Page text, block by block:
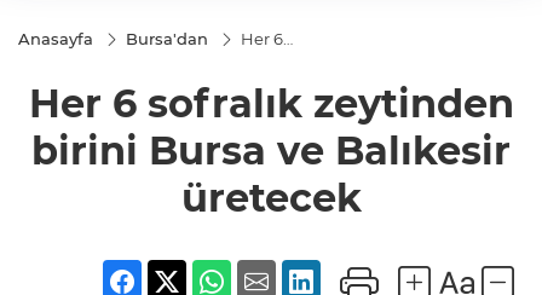
Anasayfa Bursa'dan
Her 6
birini
Bursa ve
üretecek
Her 6 sofralık zeytinden
birini Bursa ve Balıkesir
üretecek